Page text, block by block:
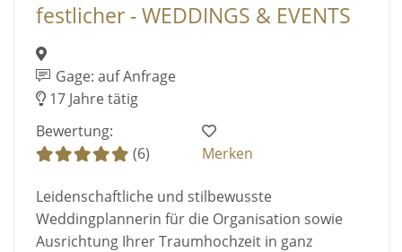
festlicher - WEDDINGS & EVENTS
Gage: auf Anfrage
17 Jahre tätig
Bewertung:
(6)
Merken
Leidenschaftliche und stilbewusste
Weddingplannerin für die Organisation sowie
Ausrichtung Ihrer Traumhochzeit in ganz